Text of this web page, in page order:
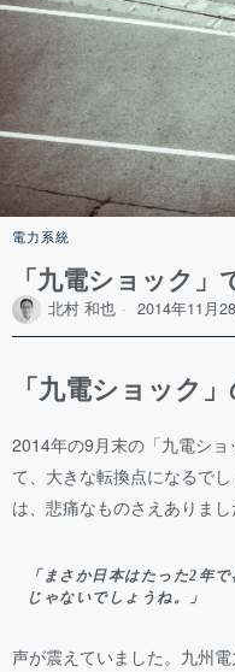
電力系統
「九電ショック」
北村 和也 2014年11月
「九電ショック
2014年の9月末の「九電シ
て、大きな転換点になるで
は、悲痛なものさえありまし
「まさか日本はたった2年
じゃないでしょうね。」
声が震えていました。九州